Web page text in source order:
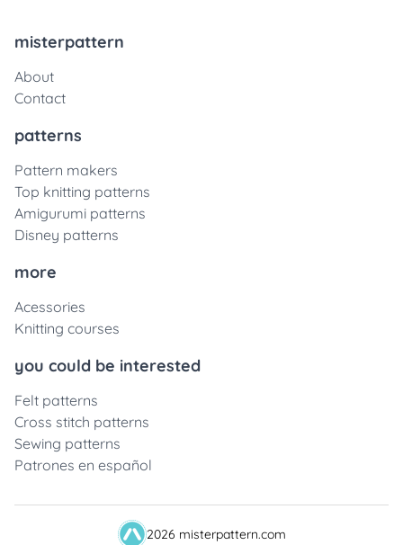
misterpattern
About
Contact
patterns
Pattern makers
Top knitting patterns
Amigurumi patterns
Disney patterns
more
Acessories
Knitting courses
you could be interested
Felt patterns
Cross stitch patterns
Sewing patterns
Patrones en español
2026 misterpattern.com